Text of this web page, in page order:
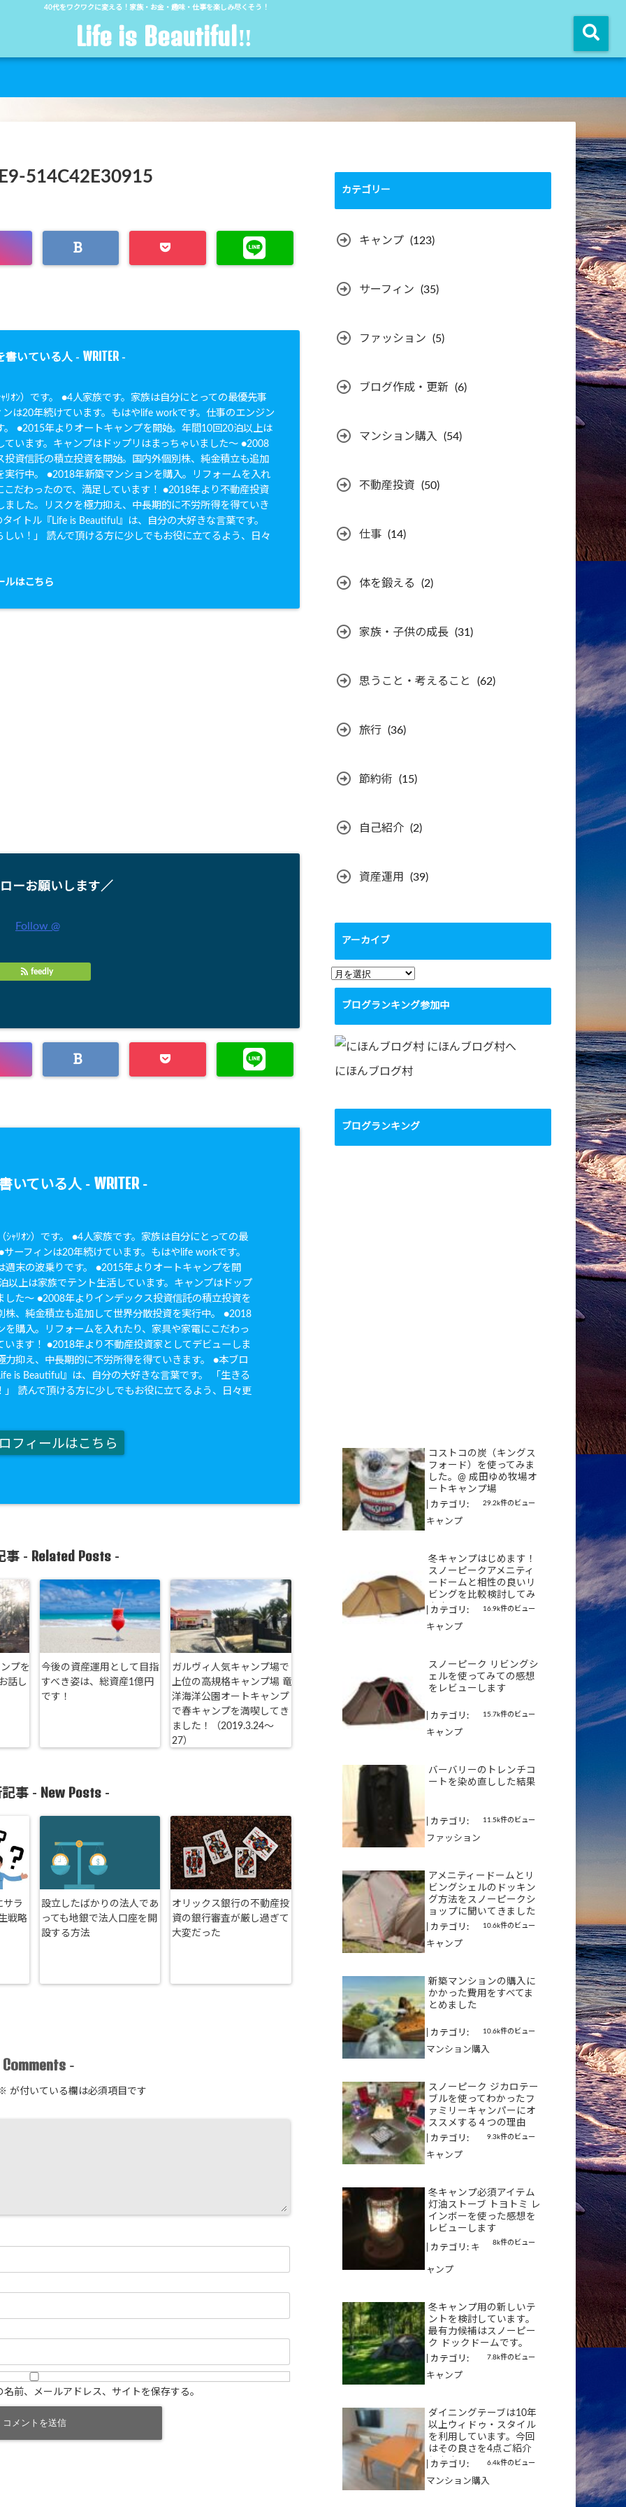
40代をワクワクに変える！家族・お金・趣味・仕事を楽しみ尽くそう！
Life is Beautiful‼︎
514C42E30915
書いている人 - WRITER -
ﾘｵﾝ）です。 ●4人家族です。家族は自分にとっての最優先事
は20年続けています。もはやlife workです。仕事のエンジン
。 ●2015年よりオートキャンプを開始。年間10回20泊以上は
ています。キャンプはドップリはまっちゃいました〜 ●2008
投資信託の積立投資を開始。国内外個別株、純金積立も追加
実行中。 ●2018年新築マンションを購入。リフォームを入れ
こだわったので、満足しています！ ●2018年より不動産投資
ました。リスクを極力抑え、中長期的に不労所得を得ていき
イトル『Life is Beautiful』は、自分の大好きな言葉です。
しい！」 読んで頂ける方に少しでもお役に立てるよう、日々
ルはこちら
ーお願いします／
Follow @
feedly
いている人 - WRITER-
ｼｬﾘｵﾝ）です。 ●4人家族です。家族は自分にとっての最
ーフィンは20年続けています。もはやlife workです。
週末の波乗りです。 ●2015年よりオートキャンプを開
以上は家族でテント生活しています。キャンプはドップ
した〜 ●2008年よりインデックス投資信託の積立投資を
株、純金積立も追加して世界分散投資を実行中。 ●2018
を購入。リフォームを入れたり、家具や家電にこだわっ
います！ ●2018年より不動産投資家としてデビューしま
力抑え、中長期的に不労所得を得ていきます。 ●本ブロ
is Beautiful』は、自分の大好きな言葉です。 「生きる
」 読んで頂ける方に少しでもお役に立てるよう、日々更
フィールはこちら
事 - Related Posts-
プを
話し
今後の資産運用として目指
すべき姿は、総資産1億円
です！
ガルヴィ人気キャンプ場で
上位の高規格キャンプ場 竜
洋海洋公園オートキャンプ
で春キャンプを満喫してき
ました！（2019.3.24〜
27）
事 - New Posts -
サラ
戦略
設立したばかりの法人であ
っても地銀で法人口座を開
設する方法
オリックス銀行の不動産投
資の銀行審査が厳し過ぎて
大変だった
Comments -
が付いている欄は必須項目です
前、メールアドレス、サイトを保存する。
カテゴリー
キャンプ (123)
サーフィン (35)
ファッション (5)
ブログ作成・更新 (6)
マンション購入 (54)
不動産投資 (50)
仕事 (14)
体を鍛える (2)
家族・子供の成長 (31)
思うこと・考えること (62)
旅行 (36)
節約術 (15)
自己紹介 (2)
資産運用 (39)
アーカイブ
ア
ー
イ
ブ
ブログランキング参加中
にほんブログ村
ブログランキング
コストコの炭（キングス
フォード）を使ってみま
した。@ 成田ゆめ牧場オ
ートキャンプ場
29.2k件のビュー
カテゴリ:
キャンプ
冬キャンプはじめます！
スノーピークアメニティ
ードームと相性の良いリ
ビングを比較検討してみ
ます
16.9k件のビュー
カテゴリ:
キャンプ
スノーピーク リビングシ
ェルを使ってみての感想
をレビューします
15.7k件のビュー
カテゴリ:
キャンプ
バーバリーのトレンチコ
ートを染め直しした結果
11.5k件のビュー
カテゴリ:
ファッション
アメニティードームとリ
ビングシェルのドッキン
グ方法をスノーピークシ
ョップに聞いてきました
10.6k件のビュー
カテゴリ:
キャンプ
新築マンションの購入に
かかった費用をすべてま
とめました
10.6k件のビュー
カテゴリ:
マンション購入
スノーピーク ジカロテー
ブルを使ってわかったフ
ァミリーキャンパーにオ
ススメする４つの理由
9.3k件のビュー
カテゴリ:
キャンプ
冬キャンプ必須アイテム
灯油ストーブ トヨトミ レ
インボーを使った感想を
レビューします
8k件のビュー
カテゴリ: キ
ャンプ
冬キャンプ用の新しいテ
ントを検討しています。
最有力候補はスノーピー
ク ドックドームです。
7.8k件のビュー
カテゴリ:
キャンプ
ダイニングテーブは10年
以上ウィドゥ・スタイル
を利用しています。今回
はその良さを4点ご紹介
します
6.4k件のビュー
カテゴリ:
マンション購入